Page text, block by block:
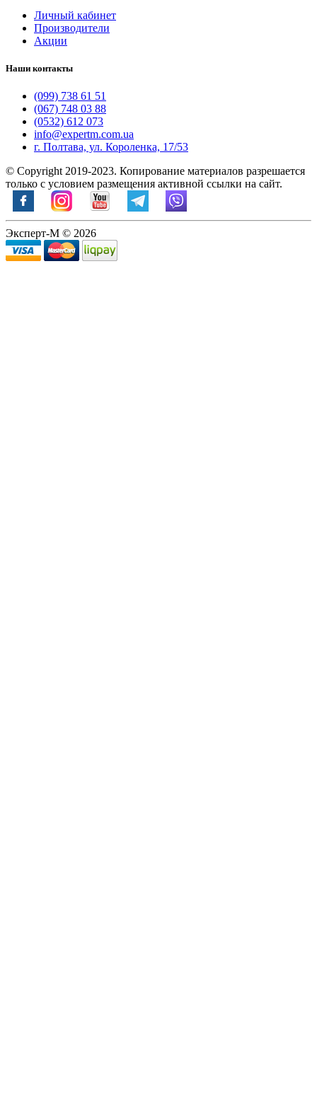
Личный кабинет
Производители
Акции
Наши контакты
(099) 738 61 51
(067) 748 03 88
(0532) 612 073
info@expertm.com.ua
г. Полтава, ул. Короленка, 17/53
© Copyright 2019-2023. Копирование материалов разрешается
только с условием размещения активной ссылки на сайт.
Эксперт-М © 2026